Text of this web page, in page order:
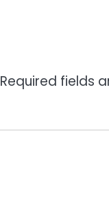
Required fields